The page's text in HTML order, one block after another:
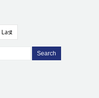
Last
Search